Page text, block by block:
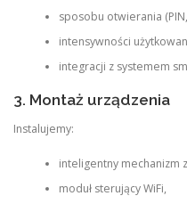
sposobu otwierania
intensywności
integracji z systemem
3. Montaż urządzenia
Instalujemy:
inteligentny mechanizm
moduł sterujący WiFi,